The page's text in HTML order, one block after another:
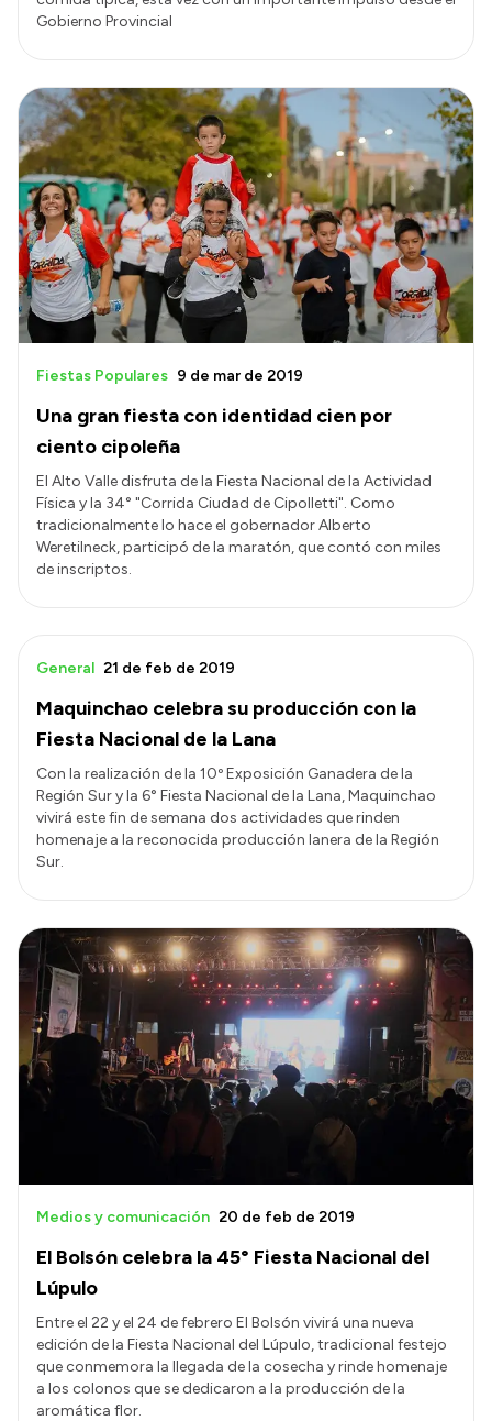
Gobierno Provincial
Una gran fiesta con identidad cien por
ciento cipoleña
Fiestas Populares 9 de mar de 2019
El Alto Valle disfruta de la Fiesta Nacional de la Actividad
Física y la 34° "Corrida Ciudad de Cipolletti". Como
tradicionalmente lo hace el gobernador Alberto
Weretilneck, participó de la maratón, que contó con miles
de inscriptos.
Maquinchao celebra su producción con la
Fiesta Nacional de la Lana
General 21 de feb de 2019
Con la realización de la 10º Exposición Ganadera de la
Región Sur y la 6° Fiesta Nacional de la Lana, Maquinchao
vivirá este fin de semana dos actividades que rinden
homenaje a la reconocida producción lanera de la Región
Sur.
El Bolsón celebra la 45° Fiesta Nacional del
Lúpulo
Medios y comunicación 20 de feb de 2019
Entre el 22 y el 24 de febrero El Bolsón vivirá una nueva
edición de la Fiesta Nacional del Lúpulo, tradicional festejo
que conmemora la llegada de la cosecha y rinde homenaje
a los colonos que se dedicaron a la producción de la
aromática flor.